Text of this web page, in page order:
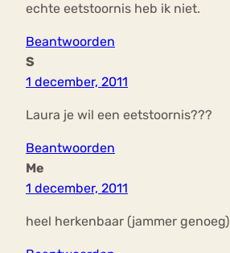
echte eetstoornis heb ik niet.
Beantwoorden
S
1 december, 2011
Laura je wil een eetstoornis???
Beantwoorden
Me
1 december, 2011
heel herkenbaar (jammer genoeg)